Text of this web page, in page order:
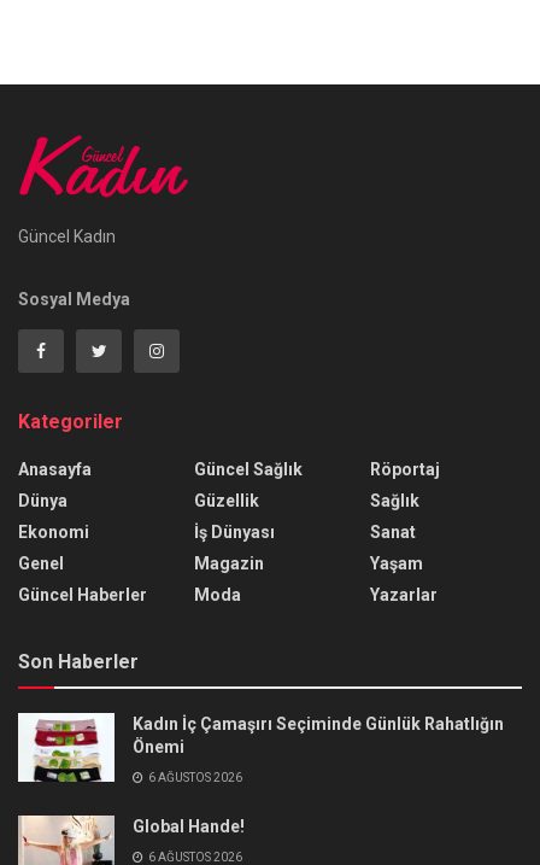
Güncel Kadın
Sosyal Medya
Kategoriler
Anasayfa
Dünya
Ekonomi
Genel
Güncel Haberler
Güncel Sağlık
Güzellik
İş Dünyası
Magazin
Moda
Röportaj
Sağlık
Sanat
Yaşam
Yazarlar
Son Haberler
Kadın İç Çamaşırı Seçiminde Günlük Rahatlığın
Önemi
6 AĞUSTOS 2026
Global Hande!
6 AĞUSTOS 2026